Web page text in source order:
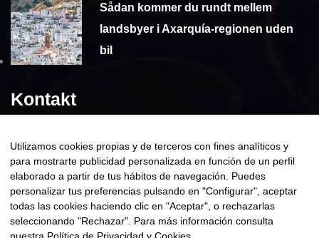
Sådan kommer du rundt mellem
landsbyer i Axarquía-regionen uden
bil
Kontakt
reservas@nerjataxisbooking.com
+34 638 03 69 49
Utilizamos cookies propias y de terceros con fines analíticos y
para mostrarte publicidad personalizada en función de un perfil
elaborado a partir de tus hábitos de navegación. Puedes
personalizar tus preferencias pulsando en "Configurar", aceptar
todas las cookies haciendo clic en "Aceptar", o rechazarlas
seleccionando "Rechazar". Para más información consulta